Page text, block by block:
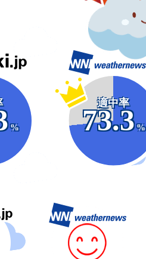
%
適中率
73.3
%